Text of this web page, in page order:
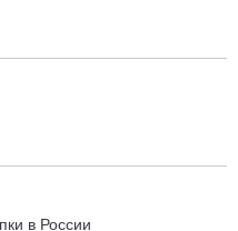
в России